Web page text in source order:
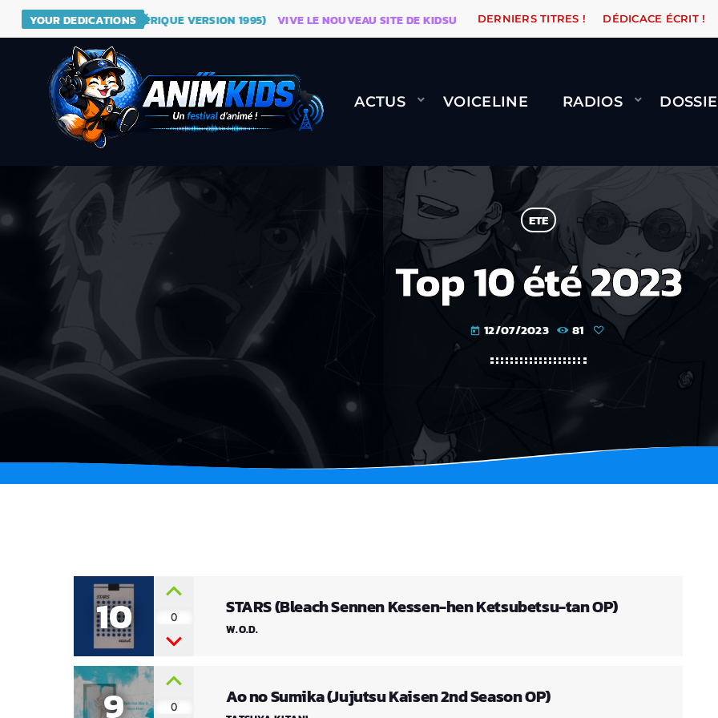
YOUR DEDICATIONS
BALL (GÉNÉRIQUE VERSION 1995) VIVE LE NOUVEAU SITE DE KIDSUNE WARÉTRO ORANGE ROAD QUI
DERNIERS TITRES ! DÉDICACE ÉCRIT !
ACTUS VOICELINE RADIOS
ETE
Top 10 été 2023
today 12/07/2023 81
9 0 Ao no Sumika (Jujutsu Kaisen 2nd Season OP)
10 0 STARS (Bleach Sennen Kessen-hen Ketsubetsu-tan OP)
W.O.D.